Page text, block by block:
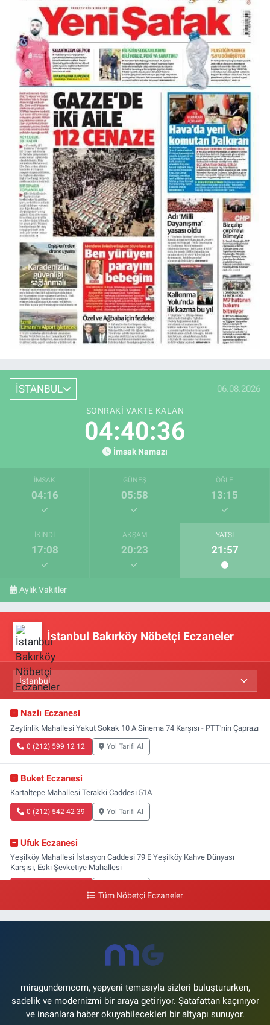
İSTANBUL 06.08.2026
SONRAKI VAKTE KALAN
04:40:35
İmsak Namazı
İMSAK
04:16
GÜNEŞ
05:58
ÖĞLE
13:15
İKINDI
17:08
AKŞAM
20:23
YATSI
21:57
Aylık Vakitler
İstanbul Bakırköy Nöbetçi Eczaneler
Nazlı Eczanesi
Zeytinlik Mahallesi Yakut Sokak 10 A Sinema 74 Karşısı - PTT'nin Çaprazı
0 (212) 599 12 12 Yol Tarifi Al
Buket Eczanesi
Kartaltepe Mahallesi Terakki Caddesi 51A
0 (212) 542 42 39 Yol Tarifi Al
Ufuk Eczanesi
Yeşilköy Mahallesi İstasyon Caddesi 79 E Yeşilköy Kahve Dünyası
Karşısı, Eski Şevketiye Mahallesi
Yol Tarifi Al
Tüm Nöbetçi Eczaneler
miragundemcom, yepyeni temasıyla sizleri buluştururken,
sadelik ve modernizmi bir araya getiriyor. Şatafattan kaçınıyor
ve insanlara haber okuyabilecekleri bir altyapı sunuyor.